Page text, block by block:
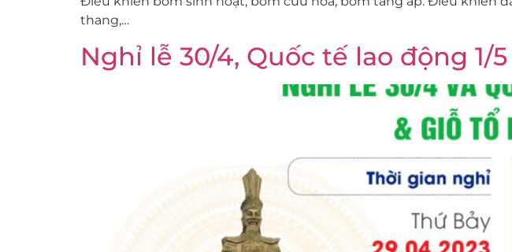
thang,…
Nghỉ lễ 30/4, Quốc tế lao động 1/